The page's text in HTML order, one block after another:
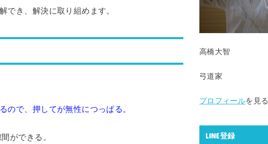
でき、解決に取り組めます。
、押してが無性につっぱる。
ができる。
高橋大智
弓道家
プロフィールを見る
LINE登録